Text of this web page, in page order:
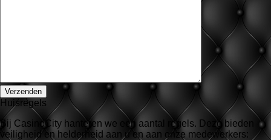
Huisregels
Bij CasinoCity hanteren we een aantal regels. Deze bieden
veiligheid en helderheid aan u en aan onze medewerkers: